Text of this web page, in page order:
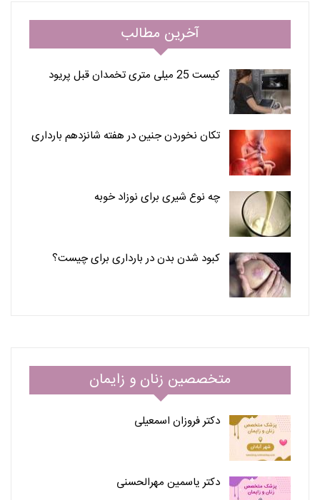
آخرین مطالب
کیست 25 میلی متری تخمدان قبل پریود
تکان نخوردن جنین در هفته شانزدهم بارداری
چه نوع شیری برای نوزاد خوبه
کبود شدن بدن در بارداری برای چیست؟
متخصصین زنان و زایمان
دکتر فروزان اسمعیلی
دکتر یاسمین مهرالحسنی